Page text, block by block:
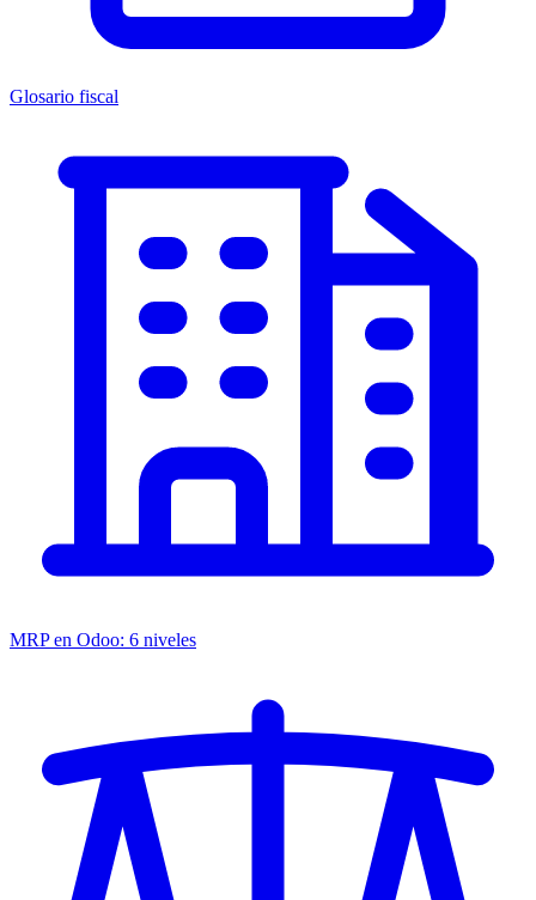
Glosario fiscal
MRP en Odoo: 6 niveles